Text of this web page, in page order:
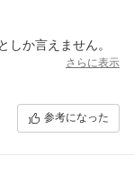
しか言えません。
さらに表示
参考になった